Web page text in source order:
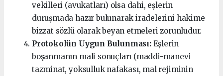
vekilleri (avukatları) olsa dahi, eşlerin
duruşmada hazır bulunarak iradelerini hakime
bizzat sözlü olarak beyan etmeleri zorunludur.
Protokolün Uygun Bulunması:Eşlerin
boşanmanın mali sonuçları (maddi-manevi
tazminat, yoksulluk nafakası, mal rejiminin